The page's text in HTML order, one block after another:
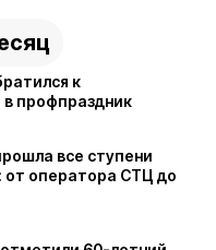
к
профпраздник
все ступени
от оператора СТЦ до